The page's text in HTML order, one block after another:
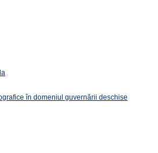
în domeniul guvernării deschise